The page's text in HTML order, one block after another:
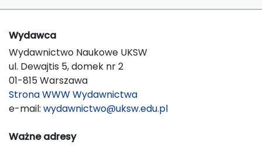
Wydawca
Wydawnictwo Naukowe UKSW
ul. Dewajtis 5, domek nr 2
01-815 Warszawa
Strona WWW Wydawnictwa
e-mail: wydawnictwo@uksw.edu.pl
Ważne adresy